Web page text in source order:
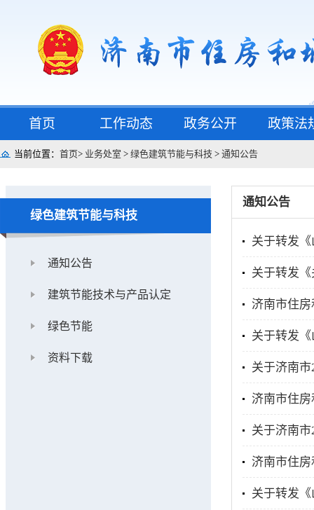
首页 工作动态 政务公开 政策法
当前位置： 首页> 业务处室 > 绿色建筑节能与科技 > 通知公告
绿色建筑节能与科技
通知公告
建筑节能技术与产品认定
绿色节能
资料下载
通知公告
关于转发
关于转发
济南市住
关于转发
关于济南
济南市住
关于济南
济南市住
关于转发